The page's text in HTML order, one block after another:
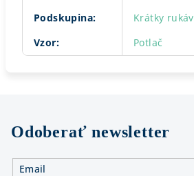
Podskupina:
Krátky rukáv
Vzor: Potlač
Odoberať newsletter
Email